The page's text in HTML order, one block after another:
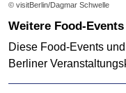
© visitBerlin/Dagmar Schwelle
Weitere Food-Events
Diese Food-Events
Berliner